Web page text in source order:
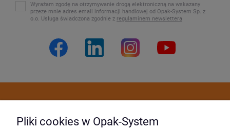
Wyrażam zgodę na otrzymywanie drogą elektroniczną na wskazany
przeze mnie adres email informacji handlowej od Opak-System Sp. z
o.o. Usługa świadczona zgodnie z regulaminem newslettera
Pliki cookies w Opak-System